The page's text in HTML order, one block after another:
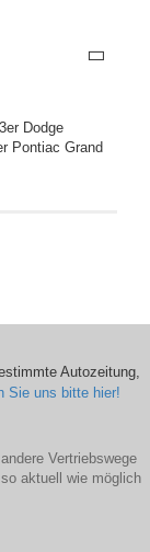
Dodge
Pontiac Grand
Autozeitung,
Sie uns bitte hier!
Vertriebswege
aktuell wie möglich